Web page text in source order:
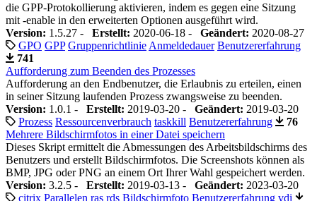
die GPP-Protokollierung aktivieren, indem es gegen eine Sitzung
mit -enable in den erweiterten Optionen ausgeführt wird.
Version: 1.5.27 - Erstellt: 2020-06-18 - Geändert: 2020-08-27
GPO GPP Gruppenrichtlinie Anmeldedauer Benutzererfahrung
741
Aufforderung zum Beenden des Prozesses
Aufforderung an den Endbenutzer, die Erlaubnis zu erteilen, einen
in seiner Sitzung laufenden Prozess zwangsweise zu beenden.
Version: 1.0.1 - Erstellt: 2019-03-20 - Geändert: 2019-03-20
Prozess Ressourcenverbrauch taskkill Benutzererfahrung
76
Mehrere Bildschirmfotos in einer Datei speichern
Dieses Skript ermittelt die Abmessungen des Arbeitsbildschirms des
Benutzers und erstellt Bildschirmfotos. Die Screenshots können als
BMP, JPG oder PNG an einem Ort Ihrer Wahl gespeichert werden.
Version: 3.2.5 - Erstellt: 2019-03-13 - Geändert: 2023-03-20
citrix Parallelen ras rds Bildschirmfoto Benutzererfahrung vdi